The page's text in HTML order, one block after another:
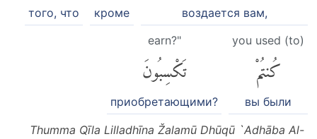
воздается вам,
кроме
того, что
you used (to)
كُنتُمْ
вы были
earn?"
تَكْسِبُونَ
приобретающими?
Thumma Qīla Lilladhīna Žalamū Dhūqū `Adhāba Al-